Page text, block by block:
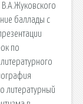
В.А.Жуковского
баллады с
по
литературный